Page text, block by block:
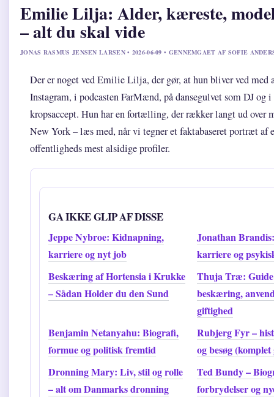
Emilie Lilja: Alder, kæreste,
– alt du skal vide
JONAS RASMUS JENSEN LARSEN • 2026-06-09 • GENNEMGAET AF SOFIE
Der er noget ved Emilie Lilja, der gør, at hun bliver ved med
Instagram, i podcasten FarMænd, på dansegulvet som DJ og
kropsaccept. Hun har en fortælling, der rækker langt ud over
New York – læs med, når vi tegner et faktabaseret portræt af
offentligheds mest alsidige profiler.
GA IKKE GLIP AF DISSE
Jeppe Nybroe: Kidnapning,
karriere og nyt job
Jonathan
karriere og
Beskæring af Hortensia i Krukke
– Sådan Holder du den Sund
Thuja Træ:
beskæring,
giftighed
Benjamin Netanyahu: Biografi,
formue og politisk fremtid
Rubjerg Fyr –
og besøg
Dronning Mary: Liv, stil og rolle
– alt om Danmarks dronning
Ted Bundy –
forbrydelser og